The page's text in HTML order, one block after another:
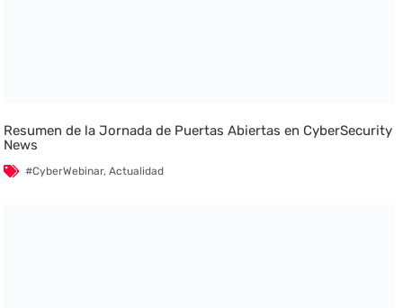
Resumen de la Jornada de Puertas Abiertas en CyberSecurity
News
#CyberWebinar,Actualidad